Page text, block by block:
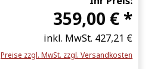
359,00 € *
inkl. MwSt. 427,21 €
Preise zzgl. MwSt. zzgl. Versandkosten